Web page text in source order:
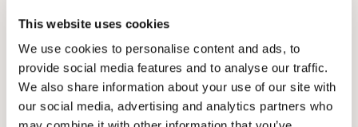
This website uses cookies
We use cookies to personalise content and ads, to
provide social media features and to analyse our traffic.
We also share information about your use of our site with
our social media, advertising and analytics partners who
Workshop: upcycled denim bag
Meetingpoint: Van der Hoopstraat 70HS